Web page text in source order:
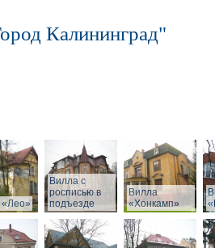
Калининград"
Вилла с
росписью в
подъезде
Вилла
«Хонкамп»